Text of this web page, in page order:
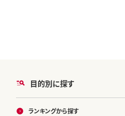
目的別に探す
ランキングから探す